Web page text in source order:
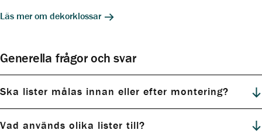
Läs mer om dekorklossar
Generella frågor och svar
Ska lister målas innan eller efter montering?
Vad används olika lister till?